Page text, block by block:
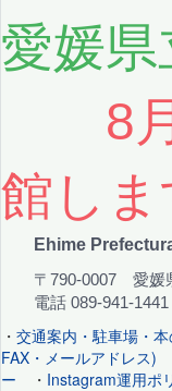
愛媛県
8
館しま
Ehime
〒790-0007 愛媛
電話 089-941-
・ 交通案内・駐車場・
FAX・メールアドレス)
ー ・ Instagram運用ポ